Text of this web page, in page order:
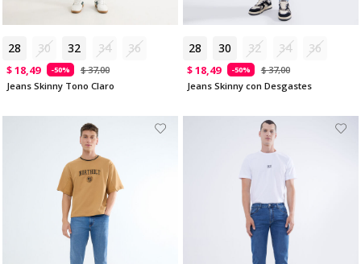
28 30 32 34 36
$ 18,49 -50%
$ 37,00
Jeans Skinny Tono Claro
28 30 32 34 36
$ 18,49 -50%
$ 37,00
Jeans Skinny con Desgastes